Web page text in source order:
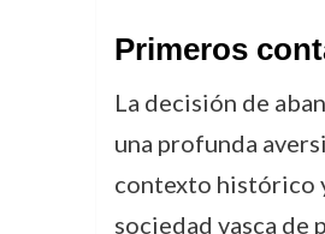
Primeros
La decisión de
una profunda
contexto histórico
sociedad vasca de